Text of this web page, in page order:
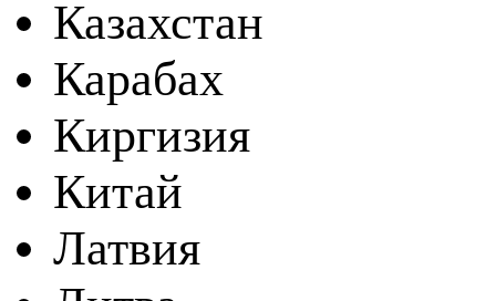
Казахстан
Карабах
Киргизия
Китай
Латвия